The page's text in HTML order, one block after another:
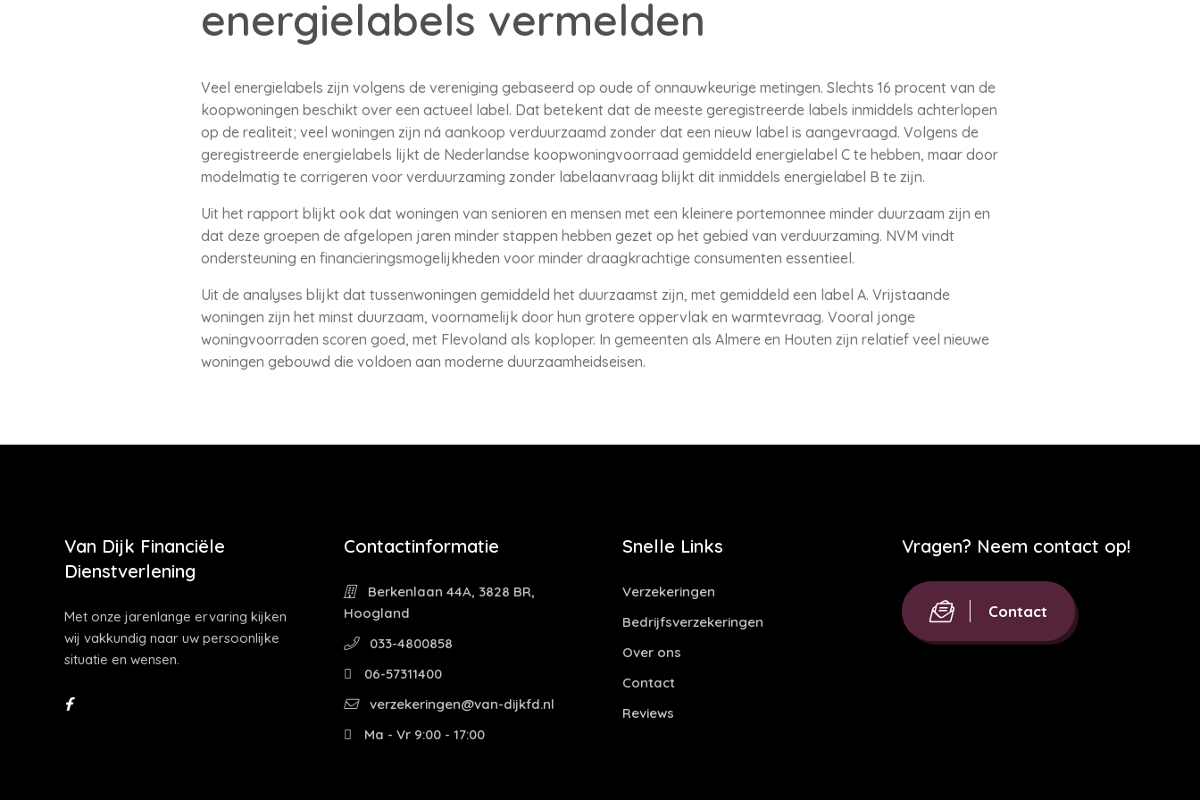
energielabels vermelden
Veel energielabels zijn volgens de vereniging gebaseerd op oude of onnauwkeurige metingen. Slechts 16 procent van de
koopwoningen beschikt over een actueel label. Dat betekent dat de meeste geregistreerde labels inmiddels achterlopen
op de realiteit; veel woningen zijn ná aankoop verduurzaamd zonder dat een nieuw label is aangevraagd. Volgens de
geregistreerde energielabels lijkt de Nederlandse koopwoningvoorraad gemiddeld energielabel C te hebben, maar door
modelmatig te corrigeren voor verduurzaming zonder labelaanvraag blijkt dit inmiddels energielabel B te zijn.
Uit het rapport blijkt ook dat woningen van senioren en mensen met een kleinere portemonnee minder duurzaam zijn en
dat deze groepen de afgelopen jaren minder stappen hebben gezet op het gebied van verduurzaming. NVM vindt
ondersteuning en financieringsmogelijkheden voor minder draagkrachtige consumenten essentieel.
Uit de analyses blijkt dat tussenwoningen gemiddeld het duurzaamst zijn, met gemiddeld een label A. Vrijstaande
woningen zijn het minst duurzaam, voornamelijk door hun grotere oppervlak en warmtevraag. Vooral jonge
woningvoorraden scoren goed, met Flevoland als koploper. In gemeenten als Almere en Houten zijn relatief veel nieuwe
woningen gebouwd die voldoen aan moderne duurzaamheidseisen.
Van Dijk Financiële
Dienstverlening
Met onze jarenlange ervaring kijken
wij vakkundig naar uw persoonlijke
situatie en wensen.
Contactinformatie
Berkenlaan 44A, 3828 BR,
Hoogland
033-4800858
06-57311400
verzekeringen@van-dijkfd.nl
Ma - Vr 9:00 - 17:00
Snelle Links
Verzekeringen
Bedrijfsverzekeringen
Over ons
Contact
Reviews
Vragen? Neem contact op!
Contact